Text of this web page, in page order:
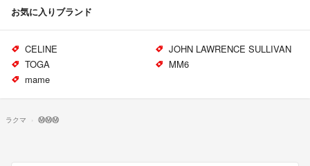
お気に入りブランド
CELINE
JOHN LAWRENCE SULLIVAN
TOGA
MM6
mame
ラクマ Ⓜ︎Ⓜ︎Ⓜ︎